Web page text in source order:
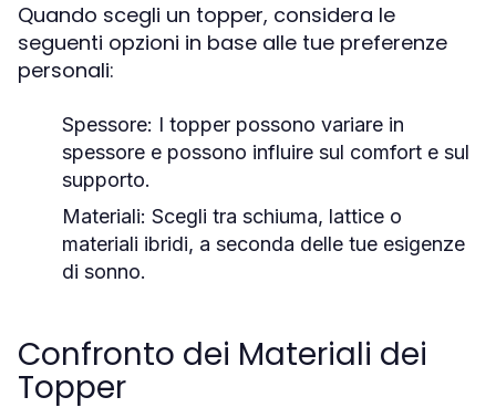
Quando scegli un topper, considera le
seguenti opzioni in base alle tue preferenze
personali:
Spessore: I topper possono variare in
spessore e possono influire sul comfort e sul
supporto.
Materiali: Scegli tra schiuma, lattice o
materiali ibridi, a seconda delle tue esigenze
di sonno.
Confronto dei Materiali dei
Topper